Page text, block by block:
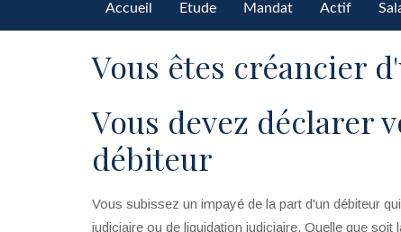
Accueil Etude Mandat Actif
Vous êtes créancier
Vous devez déclarer
débiteur
Vous subissez un impayé de la part d'un débiteur
judiciaire ou de liquidation judiciaire. Quelle que